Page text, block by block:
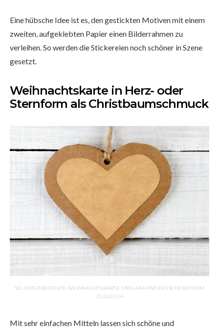
Eine hübsche Idee ist es, den gestickten Motiven mit einem
zweiten, aufgeklebten Papier einen Bilderrahmen zu
verleihen. So werden die Stickereien noch schöner in Szene
gesetzt.
Weihnachtskarte in Herz- oder
Sternform als Christbaumschmuck
SELBSTGEBASTELTE WEIHNACHTSKARTE UND ANHÄNGER IN HERZFORM
ZUGLEICH
Mit sehr einfachen Mitteln lassen sich schöne und